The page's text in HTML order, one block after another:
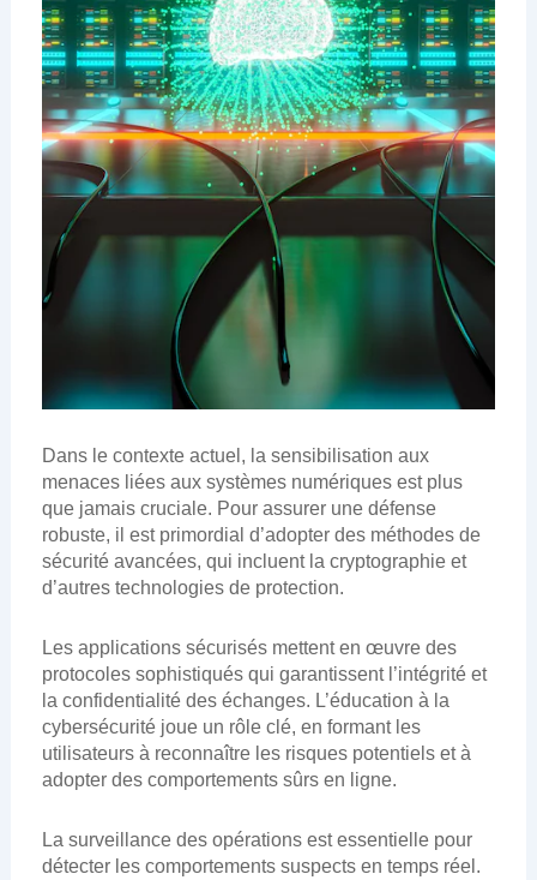
Dans le contexte actuel, la sensibilisation aux
menaces liées aux systèmes numériques est plus
que jamais cruciale. Pour assurer une défense
robuste, il est primordial d’adopter des méthodes de
sécurité avancées, qui incluent la cryptographie et
d’autres technologies de protection.
Les applications sécurisés mettent en œuvre des
protocoles sophistiqués qui garantissent l’intégrité et
la confidentialité des échanges. L’éducation à la
cybersécurité joue un rôle clé, en formant les
utilisateurs à reconnaître les risques potentiels et à
adopter des comportements sûrs en ligne.
La surveillance des opérations est essentielle pour
détecter les comportements suspects en temps réel.